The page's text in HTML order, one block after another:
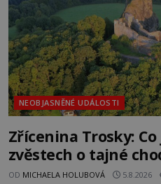
NEOBJASNĚNÉ UDÁLOSTI
Zřícenina Trosky:
zvěstech o tajné
OD MICHAELA HOLUBOVÁ 5.8.2026